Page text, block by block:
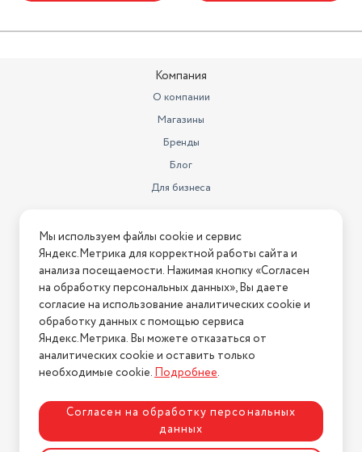
Компания
О компании
Магазины
Бренды
Блог
Для бизнеса
Информация
Условия оплаты
Условия доставки
Условия возврата
Нашли ошибку на сайте?Напишите нам
2026 © Интернет-магазин "АстМаркет". У нас есть всё!
Политика конфиденциальности
Мы используем файлы cookie и сервис
Яндекс.Метрика для корректной работы сайта и
анализа посещаемости. Нажимая кнопку «Согласен
на обработку персональных данных», Вы даете
согласие на использование аналитических cookie и
обработку данных с помощью сервиса
Яндекс.Метрика. Вы можете отказаться от
аналитических cookie и оставить только
необходимые cookie.Подробнее.
Согласен на обработку персональных
данных